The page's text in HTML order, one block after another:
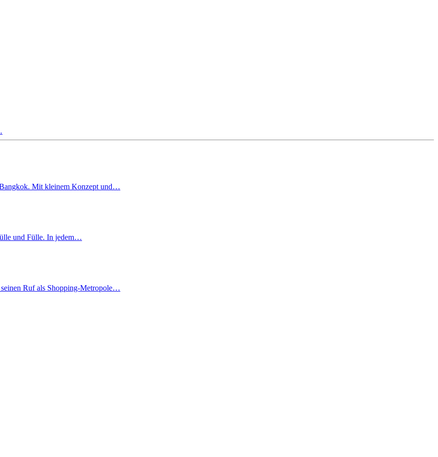
Bangkok. Mit kleinem Konzept und…
und Fülle. In jedem…
Ruf als Shopping-Metropole…